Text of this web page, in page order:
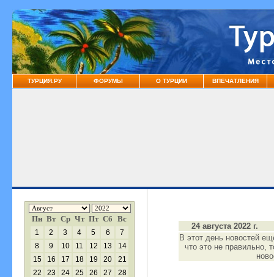
ТУРЦИЯ.РУ ФОРУМЫ О ТУРЦИИ ВПЕЧАТЛЕНИЯ
Пн Вт Ср Чт Пт Сб Вс
1 2 3 4 5 6
7
8
9 10 11 12 13
14
15
16 17 18 19 20
21
22
23 24 25 26 27
28
24 августа 2022 г.
В этот день новостей
что это не правильно,